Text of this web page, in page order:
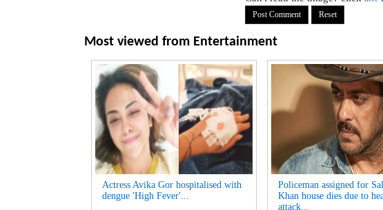
Most viewed from Entertainment
Actress Avika Gor hospitalised with
dengue 'High Fever'...
Policeman assigned for
Khan house dies due to
attack...